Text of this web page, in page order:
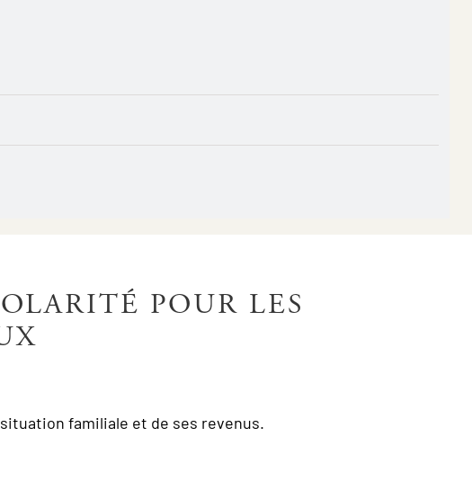
POUR LES
familiale et de ses revenus.